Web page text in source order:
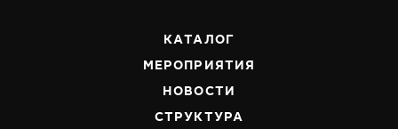
КАТАЛОГ
МЕРОПРИЯТИЯ
НОВОСТИ
СТРУКТУРА